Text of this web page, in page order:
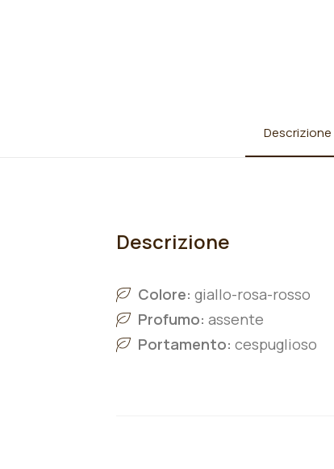
Descrizione
Colore: giallo-rosa-rosso
Profumo: assente
Portamento: cespuglioso